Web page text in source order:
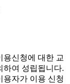
신청에 대한 교
하여 성립됩니다.
자가 이용 신청